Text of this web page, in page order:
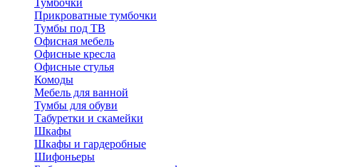
Тумбочки
Прикроватные тумбочки
Тумбы под ТВ
Офисная мебель
Офисные кресла
Офисные стулья
Комоды
Мебель для ванной
Тумбы для обуви
Табуретки и скамейки
Шкафы
Шкафы и гардеробные
Шифоньеры